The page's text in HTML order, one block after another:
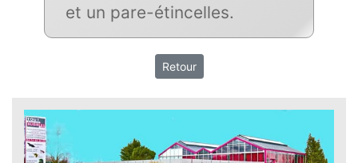
et un pare-étincelles.
Retour